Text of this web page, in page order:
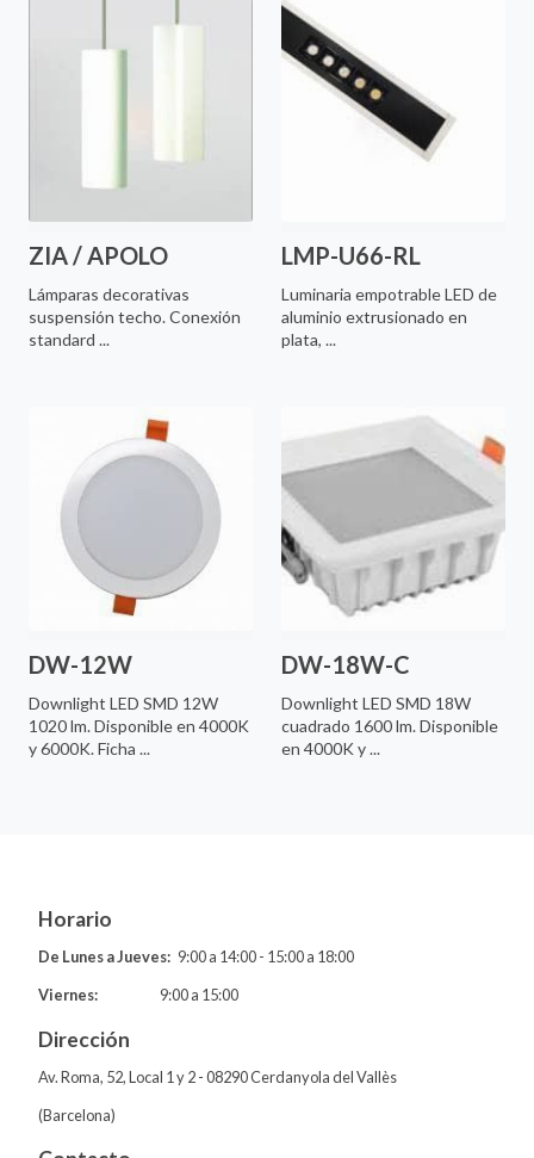
ZIA / APOLO
Lámparas decorativas
suspensión techo. Conexión
standard ...
LMP-U66-RL
Luminaria empotrable LED de
aluminio extrusionado en
plata, ...
DW-12W
Downlight LED SMD 12W
1020 lm. Disponible en 4000K
y 6000K. Ficha ...
DW-18W-C
Downlight LED SMD 18W
cuadrado 1600 lm. Disponible
en 4000K y ...
Horario
De Lunes a Jueves: 9:00 a 14:00 - 15:00 a 18:00
Viernes: 9:00 a 15:00
Dirección
Av. Roma, 52, Local 1 y 2 - 08290 Cerdanyola del Vallès
(Barcelona)